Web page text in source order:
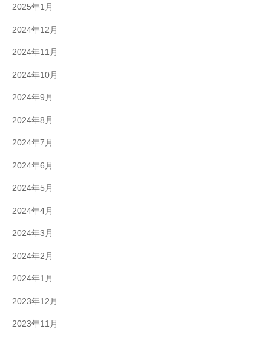
2025年1月
2024年12月
2024年11月
2024年10月
2024年9月
2024年8月
2024年7月
2024年6月
2024年5月
2024年4月
2024年3月
2024年2月
2024年1月
2023年12月
2023年11月